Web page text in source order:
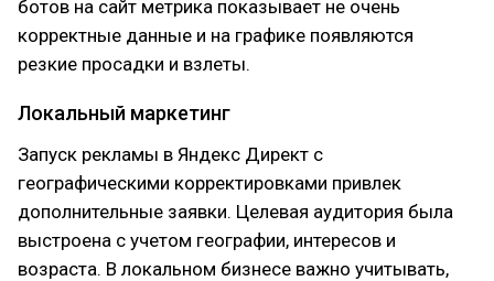
ботов на сайт метрика показывает не очень
корректные данные и на графике появляются
резкие просадки и взлеты.
Локальный маркетинг
Запуск рекламы в Яндекс Директ с
географическими корректировками привлек
дополнительные заявки. Целевая аудитория была
выстроена с учетом географии, интересов и
возраста. В локальном бизнесе важно учитывать,